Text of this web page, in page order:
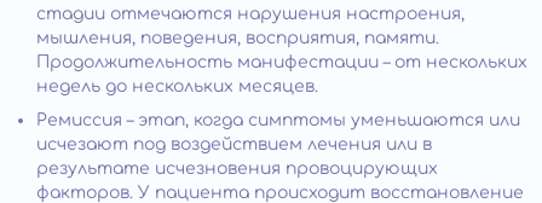
стадии отмечаются нарушения настроения,
мышления, поведения, восприятия, памяти.
Продолжительность манифестации – от нескольких
недель до нескольких месяцев.
Ремиссия – этап, когда симптомы уменьшаются или
исчезают под воздействием лечения или в
результате исчезновения провоцирующих
факторов. У пациента происходит восстановление